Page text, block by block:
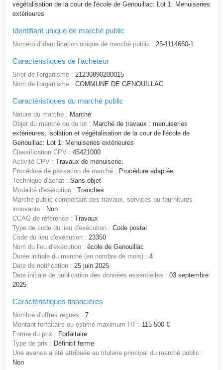
végétalisation de la cour de l'école de Genouillac: Lot 1: Menuiseries
extérieures
Identifiant unique de marché public
Numéro d'identification unique de marché public : 25-1114660-1
Caractéristiques de l'acheteur
Siret de l'organisme : 21230890200015
Nom de l'organisme : COMMUNE DE GENOUILLAC
Caractéristiques du marché public
Nature du marché : Marché
Objet du marché ou du lot : Marché de travaux : menuiseries
extérieures, isolation et végétalisation de la cour de l'école de
Genouillac: Lot 1: Menuiseries extérieures
Classification CPV : 45421000
Activité CPV : Travaux de menuiserie.
Procédure de passation de marché : Procédure adaptée
Technique d'achat : Sans objet
Modalité d'exécution : Tranches
Marché public comportant des travaux, services ou fournitures
innovants : Non
CCAG de référence : Travaux
Type de code du lieu d'exécution : Code postal
Code du lieu d'exécution : 23350
Nom du lieu d'exécution : école de Genouillac
Durée initiale du marché (en nombre de mois) : 4
Date de notification : 25 juin 2025
Date initiale de publication des données essentielles : 03 septembre
2025
Caractéristiques financières
Nombre d'offres reçues : 7
Montant forfaitaire ou estimé maximum HT : 115 500 €
Forme du prix : Forfaitaire
Type de prix : Définitif ferme
Une avance a été attribuée au titulaire principal du marché public :
Non